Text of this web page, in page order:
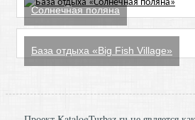
Солнечная поляна
База отдыха «Big Fish Village»